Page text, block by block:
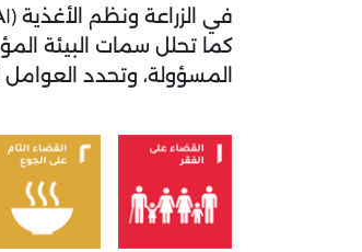
في الزراعة ونظم الأغذية (CFS-RAI).
كما تحلل سمات البيئة
المسؤولة، وتحدد العوامل